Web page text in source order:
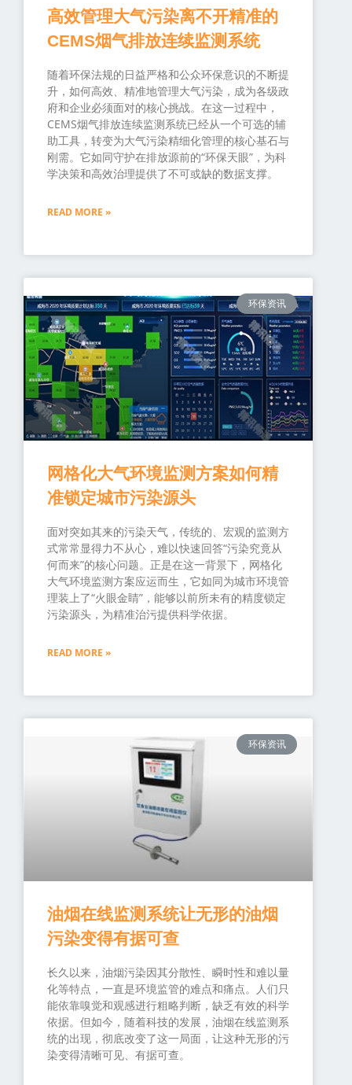
高效管理大气污染离不开精准的
CEMS烟气排放连续监测系统
随着环保法规的日益严格和公众环保意识的不断提
升，如何高效、精准地管理大气污染，成为各级政
府和企业必须面对的核心挑战。在这一过程中，
CEMS烟气排放连续监测系统已经从一个可选的辅
助工具，转变为大气污染精细化管理的核心基石与
刚需。它如同守护在排放源前的“环保天眼”，为科
学决策和高效治理提供了不可或缺的数据支撑。
READ MORE »
环保资讯
网格化大气环境监测方案如何精
准锁定城市污染源头
面对突如其来的污染天气，传统的、宏观的监测方
式常常显得力不从心，难以快速回答“污染究竟从
何而来”的核心问题。正是在这一背景下，网格化
大气环境监测方案应运而生，它如同为城市环境管
理装上了“火眼金睛”，能够以前所未有的精度锁定
污染源头，为精准治污提供科学依据。
READ MORE »
环保资讯
油烟在线监测系统让无形的油烟
污染变得有据可查
长久以来，油烟污染因其分散性、瞬时性和难以量
化等特点，一直是环境监管的难点和痛点。人们只
能依靠嗅觉和观感进行粗略判断，缺乏有效的科学
依据。但如今，随着科技的发展，油烟在线监测系
统的出现，彻底改变了这一局面，让这种无形的污
染变得清晰可见、有据可查。